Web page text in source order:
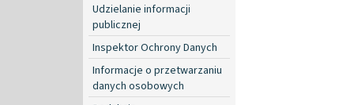
Udzielanie informacji
publicznej
Inspektor Ochrony Danych
Informacje o przetwarzaniu
danych osobowych